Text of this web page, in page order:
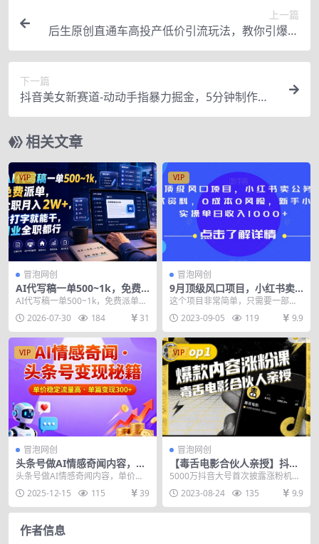
上一篇
后生原创直通车高投产低价引流玩法，教你引爆店
铺流量！
下一篇
抖音美女新赛道-动动手指暴力掘金，5分钟制作视
频，新手一周涨万粉，日收入500+【揭秘】
相关文章
VIP
冒泡网创
AI代写稿一单500~1k，免费
派单，全职月入2W+，会打字
就能干，副业全职都行【揭
秘】
AI代写稿一单500~1k，免费派单，
全职月入2W+，会打字就能干，副
业全职都行...
2026-07-30 184 31
VIP
冒泡网创
9月顶级风口项目，小红书卖
公务员笔试资料，0成本0风
险，新手小白实操单日收入10
00+【揭秘】
这个项目非常简单，只需要一部手
机一个账号一份国考复习资料，能
轻松实现日入1000...
2023-09-05 119 9.9
VIP
冒泡网创
头条号做AI情感奇闻内容，单
价稳定流量高，一篇变现3张
头条号做AI情感奇闻内容，单价稳
定流量高，一篇变现3张 项目介
绍： 这个项目就是...
2025-12-15 115 39
VIP
冒泡网创
【毒舌电影合伙人亲授】抖音
爆款内容涨粉课，5000万抖音
5000万抖音大号首次披露涨粉机
密，别人拿毒舌当宗例我们自曝涨
粉机密，课程包括定...
2023-08-24 135 9.9
作者信息